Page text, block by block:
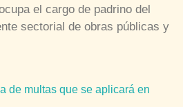
el cargo de padrino del
sectorial de obras públicas y
de multas que se aplicará en